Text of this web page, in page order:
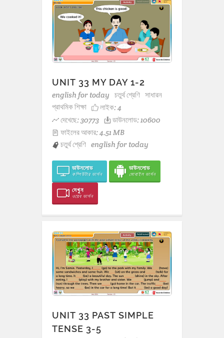
UNIT 33 MY DAY 1-2
english for today চতুর্থ শ্রেণি সাধারন
প্রাথমিক শিক্ষা
লাইক:4
দেখেছে: 30773
ডাউনলোড: 10600
ফাইলের আকার: 4.51 MB
চতুর্থ শ্রেণি english for today
ডাউনলোড
কম্পিউটার ভার্সন
ডাউনলোড
মোবাইল ভার্সন
দেখুন
ওয়েব ভার্সন
UNIT 33 PAST SIMPLE
TENSE 3-5